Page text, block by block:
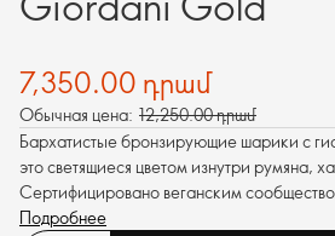
7,350.00 դրամ
Обычная цена: 12,250.00 դրամ
Бархатистые бронзирующие шарики с
это светящиеся цветом изнутри румяна,
Сертифицировано веганским
Подробнее